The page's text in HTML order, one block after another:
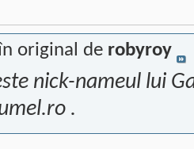
original de robyroy
nick-nameul lui
.